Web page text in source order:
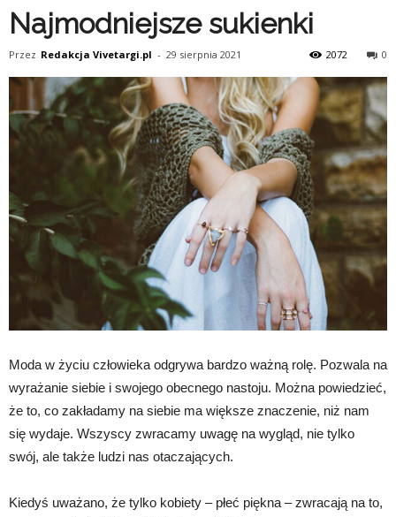
Najmodniejsze sukienki
Przez Redakcja Vivetargi.pl - 29 sierpnia 2021 0
2072
Moda w życiu człowieka odgrywa bardzo ważną rolę. Pozwala na
wyrażanie siebie i swojego obecnego nastoju. Można powiedzieć,
że to, co zakładamy na siebie ma większe znaczenie, niż nam
się wydaje. Wszyscy zwracamy uwagę na wygląd, nie tylko
swój, ale także ludzi nas otaczających.
Kiedyś uważano, że tylko kobiety – płeć piękna – zwracają na to,